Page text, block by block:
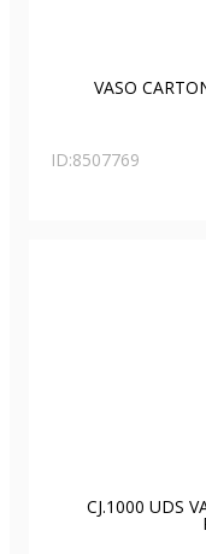
VASO
ID:8507769
CJ.1000 UDS